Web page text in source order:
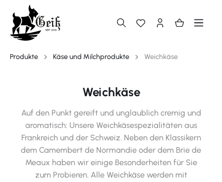
springen
Produkte Käse und Milchprodukte Weichkäse
Weichkäse
Auf den Punkt gereift und unglaublich cremig und
aromatisch: Unsere Weichkäsespezialitäten aus
Frankreich und der Schweiz. Neben den Klassikern
dem Camembert de Normandie oder dem Brie de
Meaux haben wir einige Besonderheiten für Sie
zum Probieren. Alle Weichkäse werden mit